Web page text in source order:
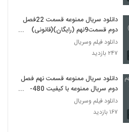
دانلود سریال ممنوعه قسمت 22فصل
دوم قسمت9نهم (رایگان)(قانونی)
1080-4
دانلود فیلم وسریال
۲۴۷ بازدید
دانلود سریال ممنوعه قسمت نهم فصل
دوم سریال ممنوعه با کیفیت 480-
720-1080
دانلود فیلم وسریال
۱۶۷ بازدید